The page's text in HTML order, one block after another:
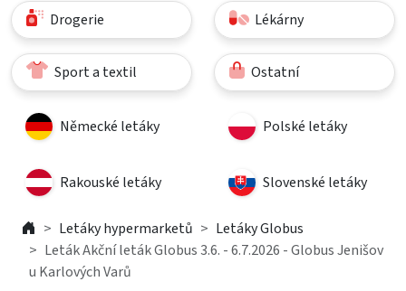
Drogerie Lékárny
Sport a textil Ostatní
Německé letáky Polské letáky
Rakouské letáky Slovenské letáky
Letáky hypermarketů
Letáky Globus
Leták Akční leták Globus 3.6. - 6.7.2026 - Globus Jenišov
u Karlových Varů